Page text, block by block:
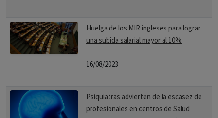
Huelga de los MIR ingleses para lograr
una subida salarial mayor al 10%
16/08/2023
Psiquiatras advierten de la escasez de
profesionales en centros de Salud